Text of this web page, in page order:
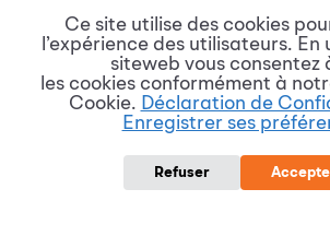
Copyright © 2023 FPT
Conditions d'utilisationPolitique de confidentialité
Divulgation de vulnérabilitéPolitique de protection
Rapports de risque et de violation
Procurement @
Ce site utilise des cookies
l’expérience des utilisateurs.
siteweb vous consentez
les cookies conformément à
Cookie. Déclaration de
Enregistrer ses
Refuser